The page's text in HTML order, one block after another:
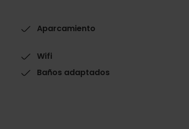
Aparcamiento
Wifi
Baños adaptados